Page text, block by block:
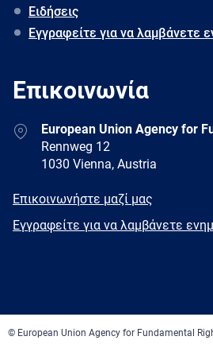
Ειδήσεις
Εγγραφείτε για να λαμβάνετε
Επικοινωνία
AddressEuropean Union Agency for
Rennweg 12
1030 Vienna, Austria
E-
Επικοινωνήστε μαζί μας
Newsletter
Εγγραφείτε για να λαμβάνετε
© European Union Agency for Fundamental